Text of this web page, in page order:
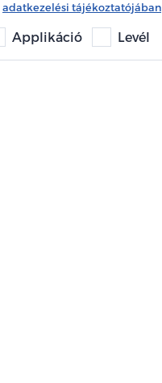
adatkezelési tájékoztatójában
Applikáció Levél